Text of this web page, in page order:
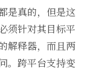
是真的，但是这
须针对其目标平
解释器，而且两
。跨平台支持变